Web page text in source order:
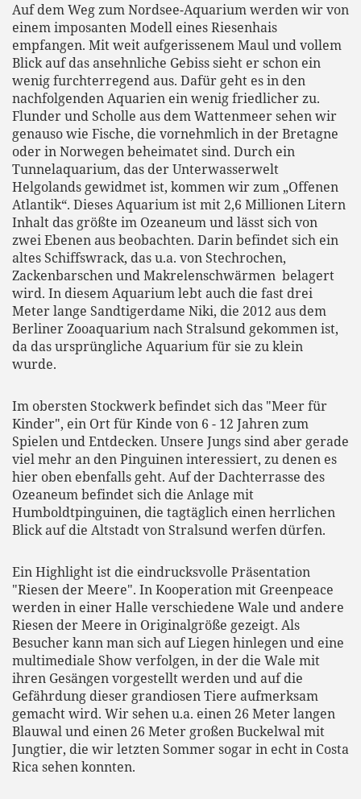
Auf dem Weg zum Nordsee-Aquarium werden wir von
einem imposanten Modell eines Riesenhais
empfangen. Mit weit aufgerissenem Maul und vollem
Blick auf das ansehnliche Gebiss sieht er schon ein
wenig furchterregend aus. Dafür geht es in den
nachfolgenden Aquarien ein wenig friedlicher zu.
Flunder und Scholle aus dem Wattenmeer sehen wir
genauso wie Fische, die vornehmlich in der Bretagne
oder in Norwegen beheimatet sind. Durch ein
Tunnelaquarium, das der Unterwasserwelt
Helgolands gewidmet ist, kommen wir zum „Offenen
Atlantik“. Dieses Aquarium ist mit 2,6 Millionen Litern
Inhalt das größte im Ozeaneum und lässt sich von
zwei Ebenen aus beobachten. Darin befindet sich ein
altes Schiffswrack, das u.a. von Stechrochen,
Zackenbarschen und Makrelenschwärmen belagert
wird. In diesem Aquarium lebt auch die fast drei
Meter lange Sandtigerdame Niki, die 2012 aus dem
Berliner Zooaquarium nach Stralsund gekommen ist,
da das ursprüngliche Aquarium für sie zu klein
wurde.
Im obersten Stockwerk befindet sich das "Meer für
Kinder", ein Ort für Kinde von 6 - 12 Jahren zum
Spielen und Entdecken. Unsere Jungs sind aber gerade
viel mehr an den Pinguinen interessiert, zu denen es
hier oben ebenfalls geht. Auf der Dachterrasse des
Ozeaneum befindet sich die Anlage mit
Humboldtpinguinen, die tagtäglich einen herrlichen
Blick auf die Altstadt von Stralsund werfen dürfen.
Ein Highlight ist die eindrucksvolle Präsentation
"Riesen der Meere". In Kooperation mit Greenpeace
werden in einer Halle verschiedene Wale und andere
Riesen der Meere in Originalgröße gezeigt. Als
Besucher kann man sich auf Liegen hinlegen und eine
multimediale Show verfolgen, in der die Wale mit
ihren Gesängen vorgestellt werden und auf die
Gefährdung dieser grandiosen Tiere aufmerksam
gemacht wird. Wir sehen u.a. einen 26 Meter langen
Blauwal und einen 26 Meter großen Buckelwal mit
Jungtier, die wir letzten Sommer sogar in echt in Costa
Rica sehen konnten.